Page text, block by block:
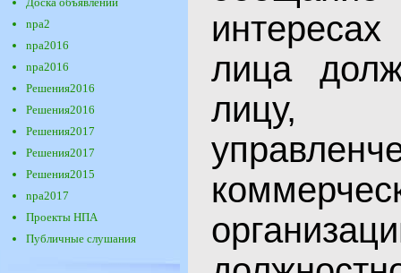
npa2
npa2016
npa2016
Решения2016
Решения2016
Решения2017
Решения2017
Решения2015
npa2017
Проекты НПА
Публичные слушания
лица
лицу,